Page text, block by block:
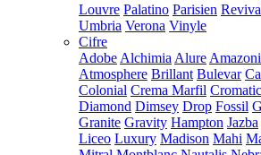
Louvre Palatino Parisien
Umbria Verona Vinyle
Cifre
Adobe Alchimia Alure
Atmosphere Brillant Bulevar
Colonial Crema Marfil
Diamond Dimsey Drop Fossil
Granite Gravity Hampton Jazba
Liceo Luxury Madison Mahi